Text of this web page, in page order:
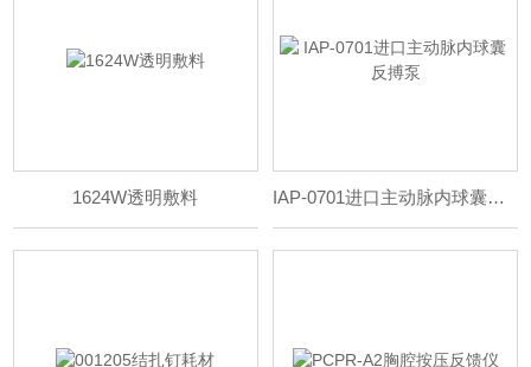
1624W透明敷料 IAP-0701进口主动脉内球囊反搏泵